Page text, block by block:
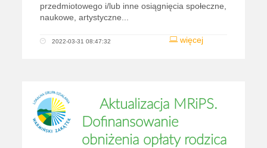
przedmiotowego i/lub inne osiągnięcia społeczne,
naukowe, artystyczne...
więcej
2022-03-31 08:47:32
Aktualizacja MRiPS.
Dofinansowanie
obniżenia opłaty rodzica